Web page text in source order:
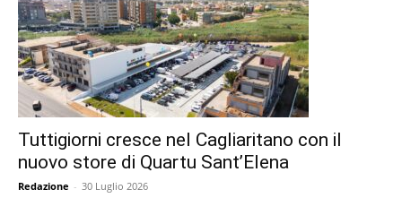
Tuttigiorni cresce nel Cagliaritano con il
nuovo store di Quartu Sant’Elena
Redazione - 30 Luglio 2026